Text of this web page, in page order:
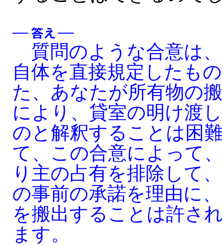
質問のような合意は
自体を直接規定したも
た、あなたが所有物の
により、貸室の明け渡
のと解釈することは困
て、この合意によって
り主の占有を排除して
の事前の承諾を理由に
を搬出することは許さ
ます。